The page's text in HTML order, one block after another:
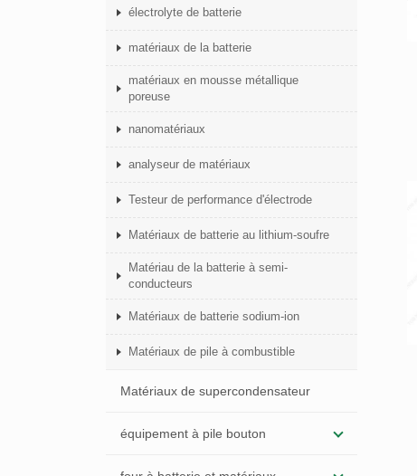
électrolyte de batterie
matériaux de la batterie
matériaux en mousse métallique
poreuse
nanomatériaux
analyseur de matériaux
Testeur de performance d'électrode
Matériaux de batterie au lithium-soufre
Matériau de la batterie à semi-
conducteurs
Matériaux de batterie sodium-ion
Matériaux de pile à combustible
Matériaux de supercondensateur
équipement à pile bouton